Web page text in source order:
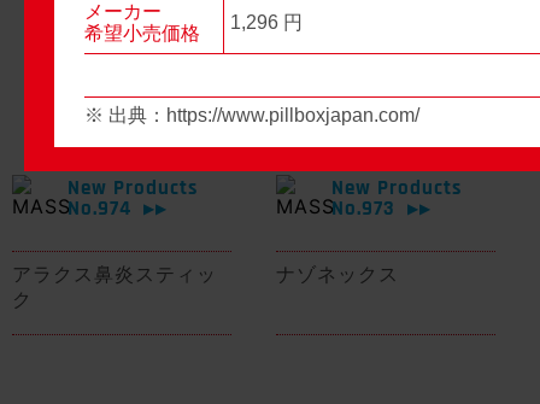
New Products
No.974
▶▶
アラクス鼻炎スティッ
ク
New Products
No.973
▶▶
ナゾネックス
メーカー
希望小売価格
1,296 円
※ 出典： https://www.pillboxjapan.com/